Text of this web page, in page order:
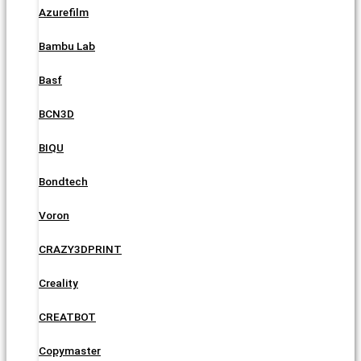
Azurefilm
Bambu Lab
Basf
BCN3D
BIQU
Bondtech
Voron
CRAZY3DPRINT
Creality
CREATBOT
Copymaster